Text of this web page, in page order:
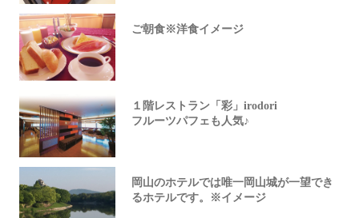
ご朝食※洋食イメージ
１階レストラン「彩」irodori
フルーツパフェも人気♪
岡山のホテルでは唯一岡山城が一望でき
るホテルです。※イメージ